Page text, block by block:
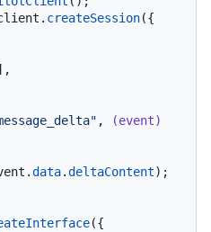
createSession({
, (event)
data.deltaContent);
({